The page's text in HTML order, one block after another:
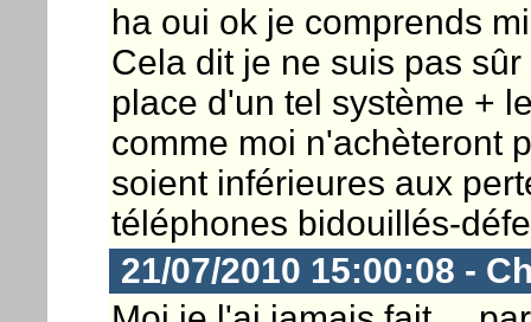
ha oui ok je comprends
Cela dit je ne suis pas
place d'un tel système +
comme moi n'achèteront
soient inférieures aux
téléphones bidouillés-
21/07/2010 15:00:08 -